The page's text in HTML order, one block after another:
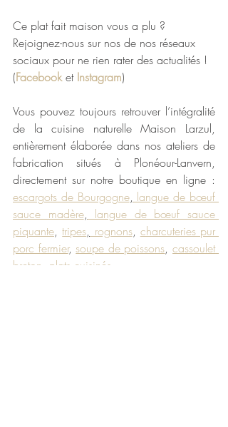
Ce plat fait maison vous a plu ?
Rejoignez-nous sur nos de nos réseaux
sociaux pour ne rien rater des actualités !
(Facebook et Instagram)
Vous pouvez toujours retrouver l’intégralité
de la cuisine naturelle Maison Larzul,
entièrement élaborée dans nos ateliers de
fabrication situés à Plonéour-Lanvern,
escargots de Bourgogne, langue de bœuf
sauce madère, langue de bœuf sauce
piquante, tripes, rognons, charcuteries pur
porc fermier, soupe de poissons, cassoulet
breton plats cuisinés